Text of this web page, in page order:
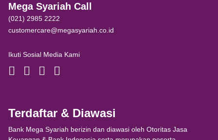
Mega Syariah Call
(021) 2985 2222
customercare@megasyariah.co.id
Ikuti Sosial Media Kami
Terdaftar & Diawasi
Bank Mega Syariah berizin dan diawasi oleh Otoritas Jasa